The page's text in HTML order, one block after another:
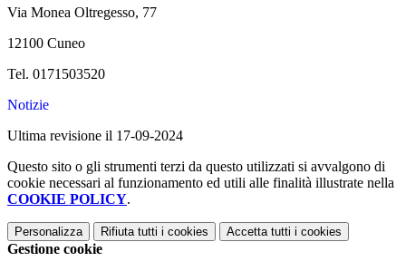
Via Monea Oltregesso, 77
12100 Cuneo
Tel. 0171503520
Notizie
Ultima revisione il 17-09-2024
Questo sito o gli strumenti terzi da questo utilizzati si avvalgono di
cookie necessari al funzionamento ed utili alle finalità illustrate nella
COOKIE POLICY.
Personalizza Rifiuta tutti i cookies Accetta tutti i cookies
Gestione cookie